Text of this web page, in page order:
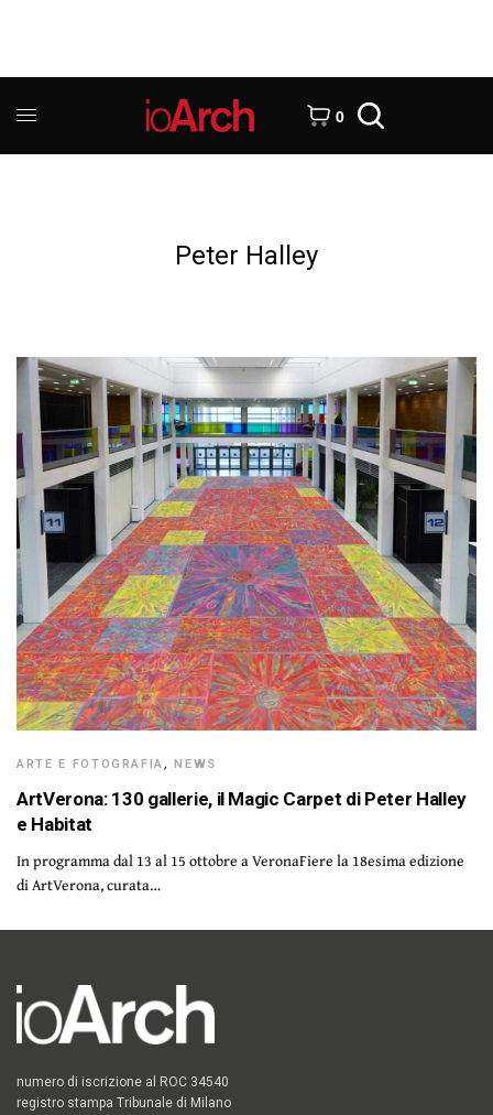
0
Peter Halley
ARTE E FOTOGRAFIA,NEWS
ArtVerona: 130 gallerie, il Magic Carpet di Peter Halley
e Habitat
In programma dal 13 al 15 ottobre a VeronaFiere la 18esima edizione
di ArtVerona, curata…
numero di iscrizione al ROC 34540
registro stampa Tribunale di Milano